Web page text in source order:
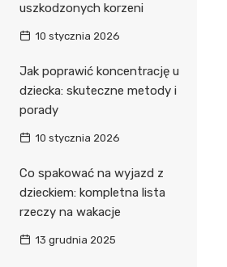
uszkodzonych korzeni
10 stycznia 2026
Jak poprawić koncentrację u
dziecka: skuteczne metody i
porady
10 stycznia 2026
Co spakować na wyjazd z
dzieckiem: kompletna lista
rzeczy na wakacje
13 grudnia 2025